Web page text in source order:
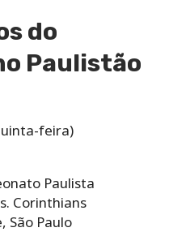
do
Paulistão
feira)
Paulista
Corinthians
São Paulo